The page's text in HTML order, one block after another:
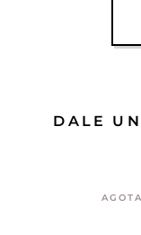
DALE